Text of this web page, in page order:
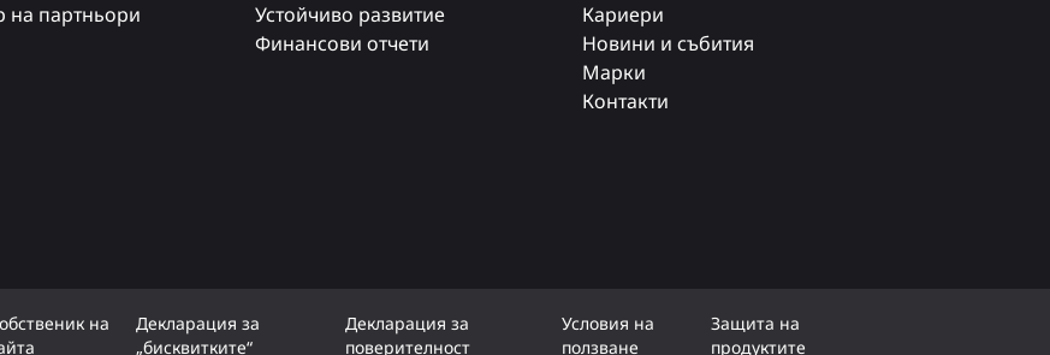
на партньори
Устойчиво развитие
Финансови отчети
Кариери
Новини и събития
Марки
Контакти
на
Декларация за
„бисквитките“
Декларация за
поверителност
Условия на
ползване
Защита на
продуктите